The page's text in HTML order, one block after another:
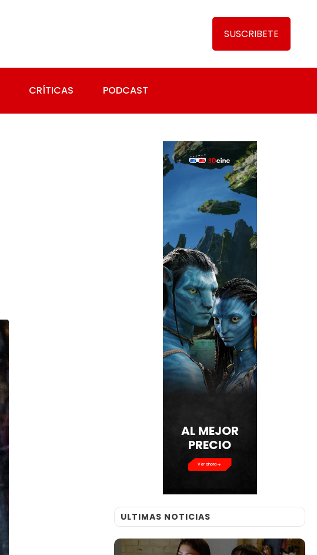
SUSCRIBETE
CRÍTICAS PODCAST
AL MEJOR
PRECIO
Ver ahora
ULTIMAS NOTICIAS